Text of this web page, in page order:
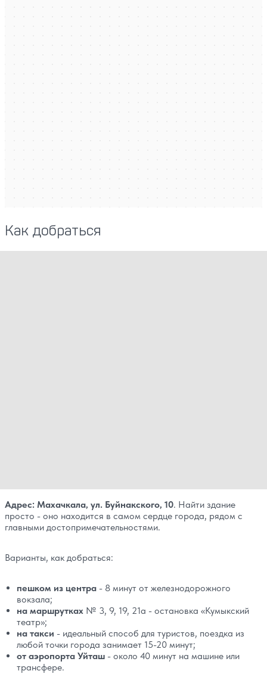
Как добраться
Адрес: Махачкала, ул. Буйнакского, 10. Найти здание
просто - оно находится в самом сердце города, рядом с
главными достопримечательностями.
Варианты, как добраться:
пешком из центра - 8 минут от железнодорожного
вокзала;
на маршрутках № 3, 9, 19, 21а - остановка «Кумыкский
театр»;
на такси - идеальный способ для туристов, поездка из
любой точки города занимает 15-20 минут;
от аэропорта Уйташ - около 40 минут на машине или
трансфере.